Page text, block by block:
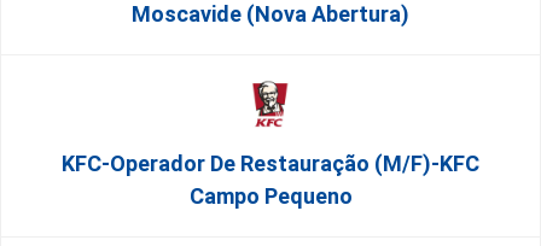
Moscavide (Nova Abertura)
KFC-Operador De Restauração (m/f)-KFC
Campo Pequeno